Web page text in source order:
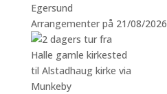
Egersund
Arrangementer på 21/08/2026